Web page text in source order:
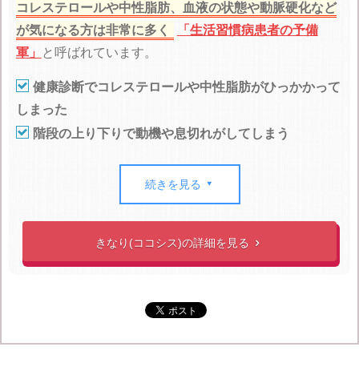
コレステロールや中性脂肪、血液の状態や動脈硬化など
が気になる方は非常に多く
「生活習慣病患者の予備
軍」 と呼ばれています。
 健康診断でコレステロールや中性脂肪がひっかかって
しまった
 階段の上り下りで動機や息切れがしてしまう
などの症状がある方は特に注意が必要です。
そんな症状に悩んでいる方にオス
スメしたいのが「きなり」です。
手軽に摂取できるサプリメントで
続きを見る 
きなり(ココシス)の詳細を見る 